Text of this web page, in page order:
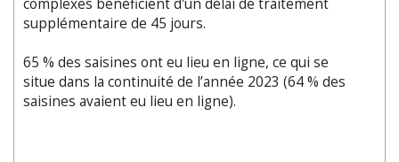
complexes bénéficient d'un délai de traitement
supplémentaire de 45 jours.
65 % des saisines ont eu lieu en ligne, ce qui se
situe dans la continuité de l’année 2023 (64 % des
saisines avaient eu lieu en ligne).